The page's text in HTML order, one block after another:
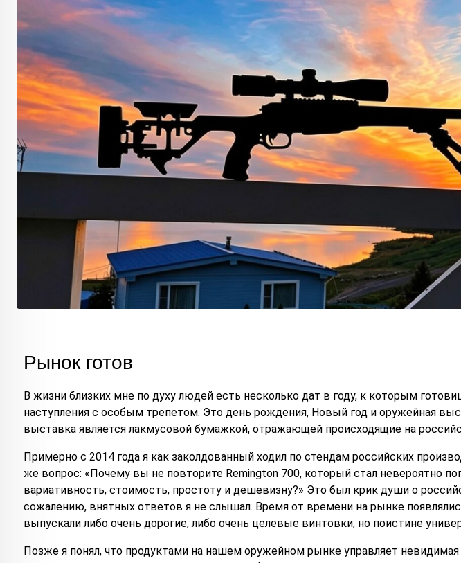
Рынок готов
В жизни близких мне по духу людей есть несколько дат в году, к которым
наступления с особым трепетом. Это день рождения, Новый год и оружейная
выставка является лакмусовой бумажкой, отражающей происходящие на
Примерно с 2014 года я как заколдованный ходил по стендам российских
же вопрос: «Почему вы не повторите Remington 700, который стал невероятно
вариативность, стоимость, простоту и дешевизну?» Это был крик души о
сожалению, внятных ответов я не слышал. Время от времени на рынке
выпускали либо очень дорогие, либо очень целевые винтовки, но поистине
Позже я понял, что продуктами на нашем оружейном рынке управляет